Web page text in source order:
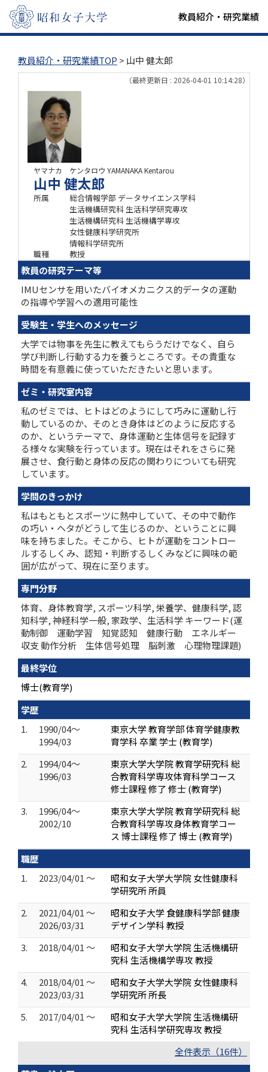
教員紹介・研究業績
教員紹介・研究業績TOP > 山中 健太郎
（最終更新日 : 2026-04-01 10:14:28）
ヤマナカ ケンタロウ YAMANAKA Kentarou
山中 健太郎
所属
総合情報学部 データサイエンス学科
生活機構研究科 生活科学研究専攻
生活機構研究科 生活機構学専攻
女性健康科学研究所
情報科学研究所
職種
教授
教員の研究テーマ等
IMUセンサを用いたバイオメカニクス的データの運動
の指導や学習への適用可能性
受験生・学生へのメッセージ
大学では物事を先生に教えてもらうだけでなく、自ら
学び判断し行動する力を養うところです。その貴重な
時間を有意義に使っていただきたいと思います。
ゼミ・研究室内容
私のゼミでは、ヒトはどのようにして巧みに運動し行
動しているのか、そのとき身体はどのように反応する
のか、というテーマで、身体運動と生体信号を記録す
る様々な実験を行っています。現在はそれをさらに発
展させ、食行動と身体の反応の関わりについても研究
しています。
学問のきっかけ
私はもともとスポーツに熱中していて、その中で動作
の巧い・ヘタがどうして生じるのか、ということに興
味を持ちました。そこから、ヒトが運動をコントロー
ルするしくみ、認知・判断するしくみなどに興味の範
囲が広がって、現在に至ります。
専門分野
体育、身体教育学, スポーツ科学, 栄養学、健康科学, 認
知科学, 神経科学一般, 家政学、生活科学 キーワード(運
動制御 運動学習 知覚認知 健康行動 エネルギー
収支 動作分析 生体信号処理 脳刺激 心理物理課題)
最終学位
博士(教育学)
学歴
1.
1990/04～
1994/03
東京大学 教育学部 体育学健康教
育学科 卒業 学士 (教育学)
2.
1994/04～
1996/03
東京大学大学院 教育学研究科 総
合教育科学専攻体育科学コース
修士課程 修了 修士 (教育学)
3.
1996/04～
2002/10
東京大学大学院 教育学研究科 総
合教育科学専攻身体教育学コー
ス 博士課程 修了 博士 (教育学)
職歴
1.
2023/04/01 ～
昭和女子大学大学院 女性健康科
学研究所 所員
2.
2021/04/01 ～
2026/03/31
昭和女子大学 食健康科学部 健康
デザイン学科 教授
3.
2018/04/01 ～
昭和女子大学大学院 生活機構研
究科 生活機構学専攻 教授
4.
2018/04/01 ～
2023/03/31
昭和女子大学大学院 女性健康科
学研究所 所長
5.
2017/04/01 ～
昭和女子大学大学院 生活機構研
究科 生活科学研究専攻 教授
全件表示（16件）